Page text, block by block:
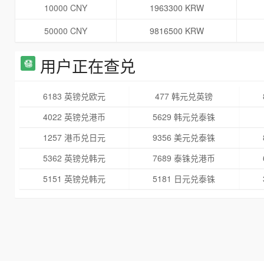
10000 CNY
1963300 KRW
50000 CNY
9816500 KRW
用户正在查兑
6183 英镑兑欧元 477 韩元兑英镑
4022 英镑兑港币
5629 韩元兑泰铢
1257 港币兑日元
9356 美元兑泰铢
5362 英镑兑韩元
7689 泰铢兑港币
5151 英镑兑韩元
5181 日元兑泰铢